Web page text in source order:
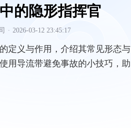
的隐形指挥官
· 2026-03-12 23:45:17
定义与作用，介绍其常见形态与
用导流带避免事故的小技巧，助